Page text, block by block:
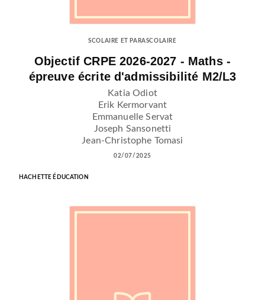
SCOLAIRE ET PARASCOLAIRE
Objectif CRPE 2026-2027 - Maths -
épreuve écrite d'admissibilité M2/L3
Katia Odiot
Erik Kermorvant
Emmanuelle Servat
Joseph Sansonetti
Jean-Christophe Tomasi
02/07/2025
HACHETTE ÉDUCATION